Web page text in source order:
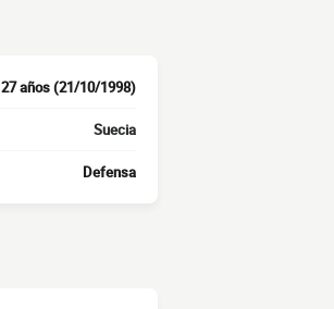
27 años (21/10/1998)
Suecia
Defensa